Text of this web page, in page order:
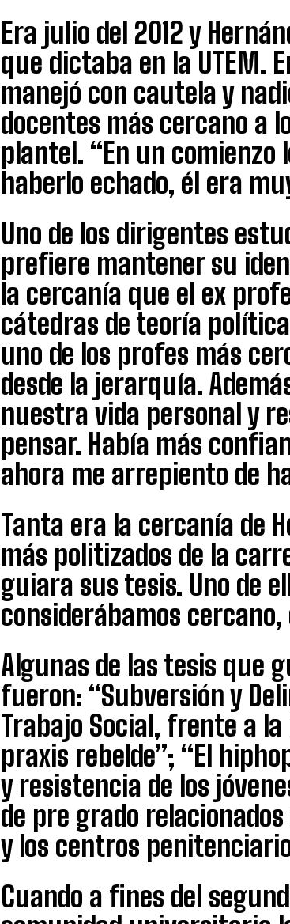
Era julio del 2012 y
que dictaba en la UTEM.
manejó con cautela y
docentes más cercano a
plantel. “En un
haberlo echado, él era
Uno de los dirigentes
prefiere mantener su
la cercanía que el ex
cátedras de teoría
uno de los profes más
desde la jerarquía.
nuestra vida personal y
pensar. Había más
ahora me arrepiento de
Tanta era la cercanía de
más politizados de la
guiara sus tesis. Uno de
considerábamos
Algunas de las tesis que
fueron: “Subversión y
Trabajo Social, frente a
praxis rebelde”; “El
y resistencia de los
de pre grado
y los centros
Cuando a fines del